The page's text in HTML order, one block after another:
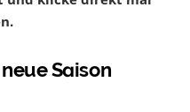
Saison